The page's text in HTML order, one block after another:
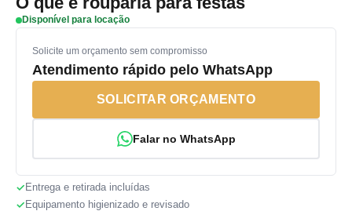
Disponível para locação
Solicite um orçamento sem compromisso
Atendimento rápido pelo WhatsApp
SOLICITAR ORÇAMENTO
Falar no WhatsApp
Entrega e retirada incluídas
Equipamento higienizado e revisado